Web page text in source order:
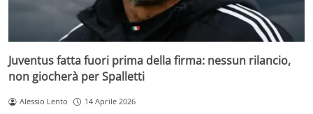
Juventus fatta fuori prima della firma: nessun rilancio,
non giocherà per Spalletti
Alessio Lento 14 Aprile 2026